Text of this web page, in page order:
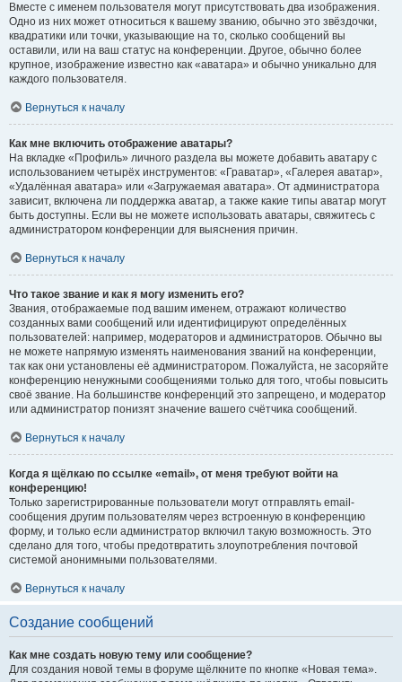
Вместе с именем пользователя могут присутствовать два изображения.
Одно из них может относиться к вашему званию, обычно это звёздочки,
квадратики или точки, указывающие на то, сколько сообщений вы
оставили, или на ваш статус на конференции. Другое, обычно более
крупное, изображение известно как «аватара» и обычно уникально для
каждого пользователя.
Вернуться к началу
Как мне включить отображение аватары?
На вкладке «Профиль» личного раздела вы можете добавить аватару с
использованием четырёх инструментов: «Граватар», «Галерея аватар»,
«Удалённая аватара» или «Загружаемая аватара». От администратора
зависит, включена ли поддержка аватар, а также какие типы аватар могут
быть доступны. Если вы не можете использовать аватары, свяжитесь с
администратором конференции для выяснения причин.
Вернуться к началу
Что такое звание и как я могу изменить его?
Звания, отображаемые под вашим именем, отражают количество
созданных вами сообщений или идентифицируют определённых
пользователей: например, модераторов и администраторов. Обычно вы
не можете напрямую изменять наименования званий на конференции,
так как они установлены её администратором. Пожалуйста, не засоряйте
конференцию ненужными сообщениями только для того, чтобы повысить
своё звание. На большинстве конференций это запрещено, и модератор
или администратор понизят значение вашего счётчика сообщений.
Вернуться к началу
Когда я щёлкаю по ссылке «email», от меня требуют войти на
конференцию!
Только зарегистрированные пользователи могут отправлять email-
сообщения другим пользователям через встроенную в конференцию
форму, и только если администратор включил такую возможность. Это
сделано для того, чтобы предотвратить злоупотребления почтовой
системой анонимными пользователями.
Вернуться к началу
Создание сообщений
Как мне создать новую тему или сообщение?
Для создания новой темы в форуме щёлкните по кнопке «Новая тема».